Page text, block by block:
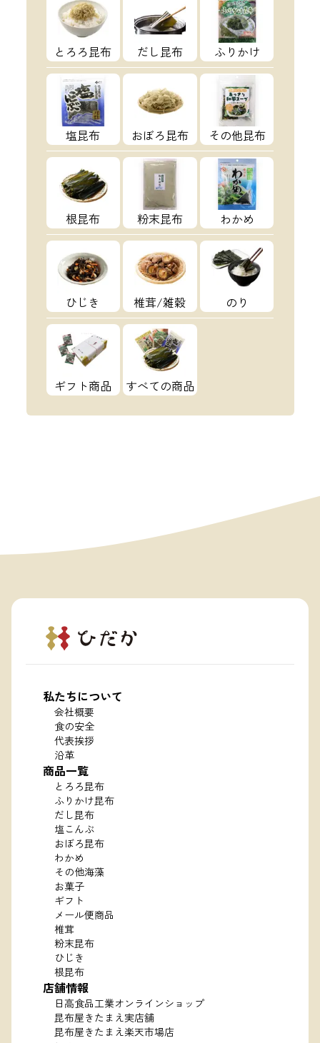
とろろ昆布 だし昆布 ふりかけ
塩昆布 おぼろ昆布 その他昆布
根昆布 粉末昆布 わかめ
ひじき 椎茸/雑穀 のり
ギフト商品 すべての商品
私たちについて
会社概要
食の安全
代表挨拶
沿革
商品一覧
とろろ昆布
ふりかけ昆布
だし昆布
塩こんぶ
おぼろ昆布
わかめ
その他海藻
お菓子
ギフト
メール便商品
椎茸
粉末昆布
ひじき
根昆布
店舗情報
日高食品工業オンラインショップ
昆布屋きたまえ実店舗
昆布屋きたまえ楽天市場店